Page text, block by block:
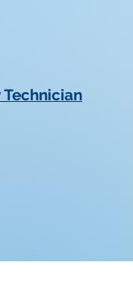
Technician